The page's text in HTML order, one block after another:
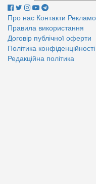
Про нас Контакти
Правила використання
Договір публічної оферти
Політика конфіденційності
Редакційна політика